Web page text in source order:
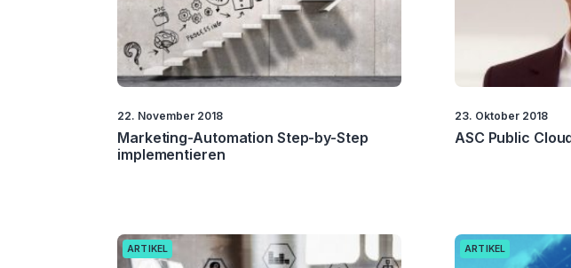
22. November 2018
Marketing-Automation Step-by-Step
implementieren
23. Oktober 2018
ASC Public
ARTIKEL ARTIKEL